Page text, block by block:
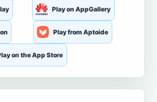
Play on AppGallery
Play from Aptoide
on the App Store